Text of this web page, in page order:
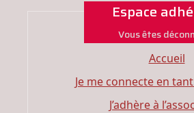
Espace
Vous êtes
Accueil
Je me connecte en
J’adhère à